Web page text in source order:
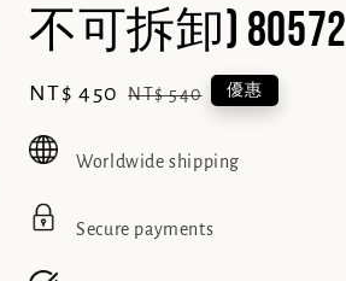
不可拆卸) 80572
Sale
NT$ 450 Regular
NT$ 540 優惠
Worldwide shipping
Secure payments